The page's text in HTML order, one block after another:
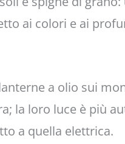
ai colori e ai
a olio sui
la loro luce è più
a quella elettrica.